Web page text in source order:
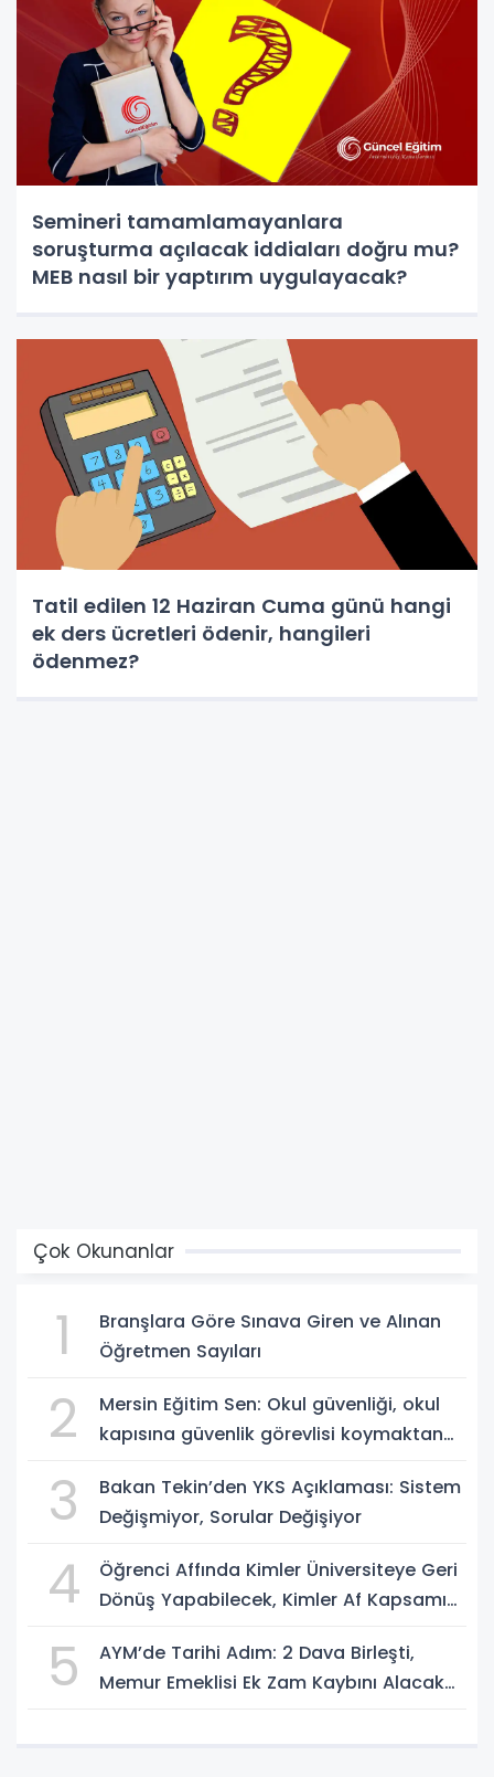
Semineri tamamlamayanlara
soruşturma açılacak iddiaları doğru mu?
MEB nasıl bir yaptırım uygulayacak?
Tatil edilen 12 Haziran Cuma günü hangi
ek ders ücretleri ödenir, hangileri
ödenmez?
Çok Okunanlar
1
Branşlara Göre Sınava Giren ve Alınan
Öğretmen Sayıları
2
Mersin Eğitim Sen: Okul güvenliği, okul
kapısına güvenlik görevlisi koymaktan
3
Bakan Tekin’den YKS Açıklaması: Sistem
Değişmiyor, Sorular Değişiyor
4
Öğrenci Affında Kimler Üniversiteye Geri
Dönüş Yapabilecek, Kimler Af Kapsamı
5
AYM’de Tarihi Adım: 2 Dava Birleşti,
Memur Emeklisi Ek Zam Kaybını Alacak